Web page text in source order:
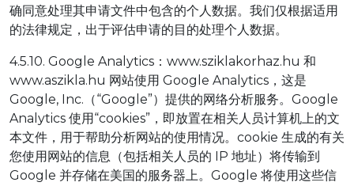
确同意处理其申请文件中包含的个人数据。我们仅根据适用
的法律规定，出于评估申请的目的处理个人数据。
4.5.10. Google Analytics：www.sziklakorhaz.hu 和
www.aszikla.hu 网站使用 Google Analytics，这是
Google, Inc.（“Google”）提供的网络分析服务。Google
Analytics 使用“cookies”，即放置在相关人员计算机上的文
本文件，用于帮助分析网站的使用情况。cookie 生成的有关
您使用网站的信息（包括相关人员的 IP 地址）将传输到
Google 并存储在美国的服务器上。Google 将使用这些信